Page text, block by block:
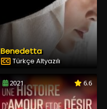
Benedetta
Türkçe Altyazılı
2021 6.6